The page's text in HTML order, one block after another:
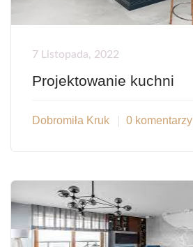
7 Listopada, 2022
Projektowanie kuchni
Dobromiła Kruk 0 komentarzy